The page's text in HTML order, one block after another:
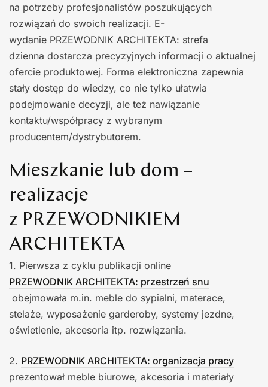
na potrzeby profesjonalistów poszukujących
rozwiązań do swoich realizacji. E-
wydanie PRZEWODNIK ARCHITEKTA: strefa
dzienna dostarcza precyzyjnych informacji o aktualnej
ofercie produktowej. Forma elektroniczna zapewnia
stały dostęp do wiedzy, co nie tylko ułatwia
podejmowanie decyzji, ale też nawiązanie
kontaktu/współpracy z wybranym
producentem/dystrybutorem.
Mieszkanie lub dom –
realizacje
z PRZEWODNIKIEM
ARCHITEKTA
1. Pierwsza z cyklu publikacji online
PRZEWODNIK ARCHITEKTA: przestrzeń snu
obejmowała m.in. meble do sypialni, materace,
stelaże, wyposażenie garderoby, systemy jezdne,
oświetlenie, akcesoria itp. rozwiązania.
2. PRZEWODNIK ARCHITEKTA: organizacja pracy
prezentował meble biurowe, akcesoria i materiały